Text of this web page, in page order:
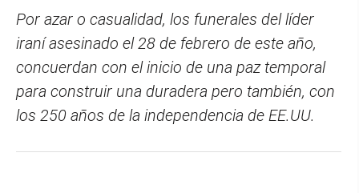
Por azar o casualidad, los funerales del líder
iraní asesinado el 28 de febrero de este año,
concuerdan con el inicio de una paz temporal
para construir una duradera pero también, con
los 250 años de la independencia de EE.UU.